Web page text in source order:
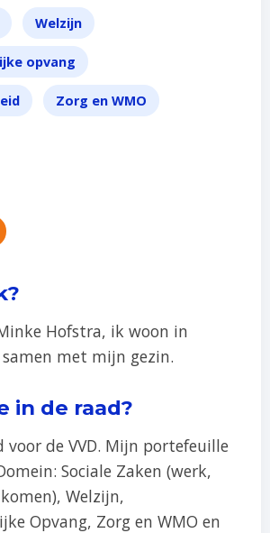
Welzijn
opvang
Zorg en WMO
Hofstra, ik woon in
met mijn gezin.
in de raad?
voor de VVD. Mijn portefeuille
Sociale Zaken (werk,
Welzijn,
Opvang, Zorg en WMO en